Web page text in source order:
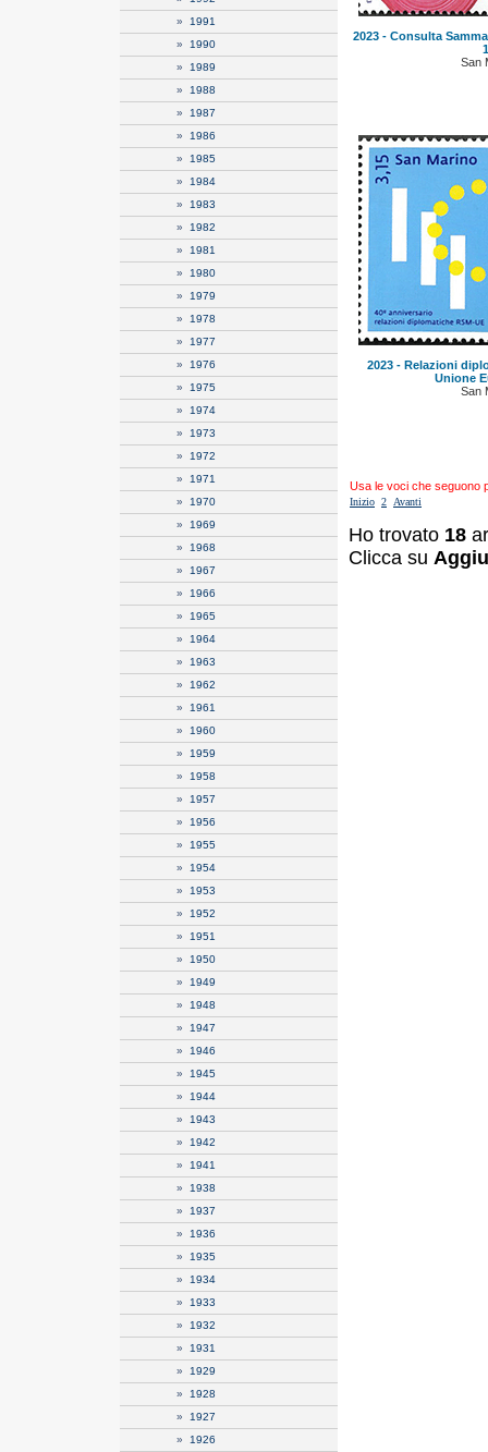
» 1991
» 1990
» 1989
» 1988
» 1987
» 1986
» 1985
» 1984
» 1983
» 1982
» 1981
» 1980
» 1979
» 1978
» 1977
» 1976
» 1975
» 1974
» 1973
» 1972
» 1971
» 1970
» 1969
» 1968
» 1967
» 1966
» 1965
» 1964
» 1963
» 1962
» 1961
» 1960
» 1959
» 1958
» 1957
» 1956
» 1955
» 1954
» 1953
» 1952
» 1951
» 1950
» 1949
» 1948
» 1947
» 1946
» 1945
» 1944
» 1943
» 1942
» 1941
» 1938
» 1937
» 1936
» 1935
» 1934
» 1933
» 1932
» 1931
» 1929
» 1928
» 1927
» 1926
2023 - Consulta
San
2023 - Relazioni
Unione
San
Usa le voci che seguono
Inizio 2 Avanti
Ho trovato 18
Clicca su